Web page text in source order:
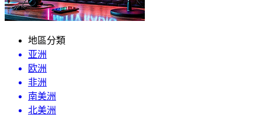
地區分類
亚洲
欧洲
非洲
南美洲
北美洲